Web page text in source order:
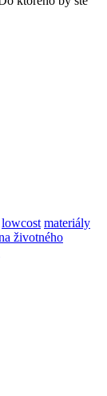
lowcost materiály
životného